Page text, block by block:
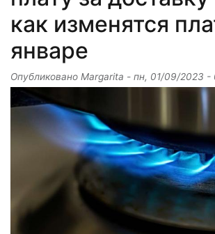
как изменятся
январе
Опубликовано Margarita - пн, 01/09/2023 -